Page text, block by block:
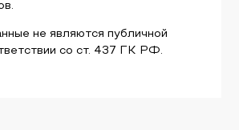
не являются публичной
со ст. 437 ГК РФ.